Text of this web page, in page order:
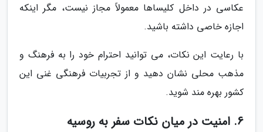
عکاسی در داخل کلیساها معمولاً مجاز نیست، مگر اینکه
اجازه خاصی داشته باشید.
با رعایت این نکات، می توانید احترام خود را به فرهنگ و
مذهب محلی نشان دهید و از تجربیات فرهنگی غنی این
کشور بهره مند شوید.
6. امنیت در میان نکات سفر به روسیه